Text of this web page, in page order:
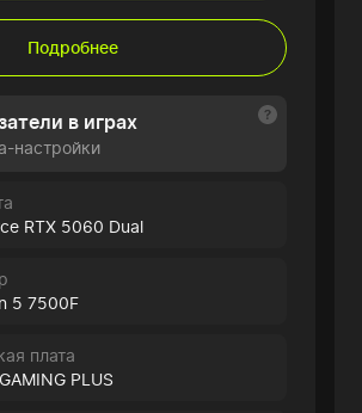
Подробнее
в играх
настройки
RTX 5060 Dual
5 7500F
плата
PLUS